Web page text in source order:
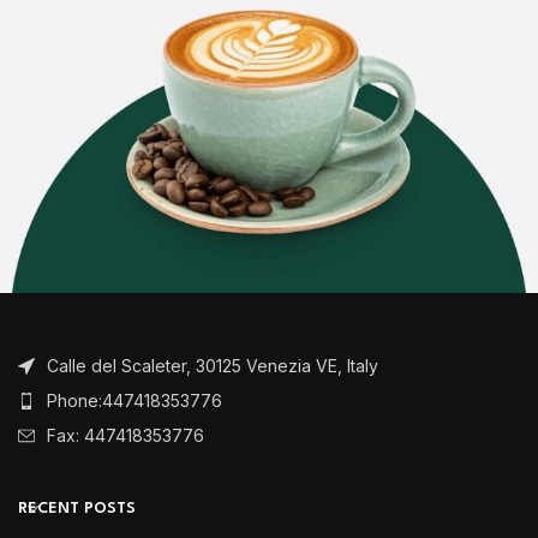
Calle del Scaleter, 30125 Venezia VE, Italy
Phone:447418353776
Fax: 447418353776
RECENT POSTS